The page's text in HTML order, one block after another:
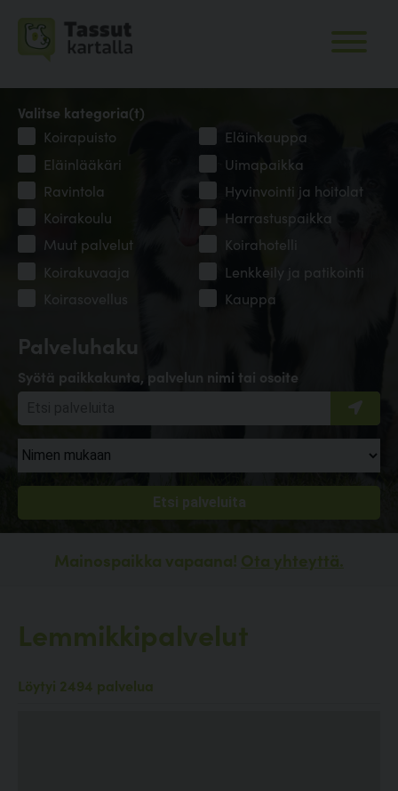
Palveluhaku
Syötä paikkakunta, palvelun nimi tai osoite
Valitse kategoria(t)
Koirapuisto
Eläinkauppa
Eläinlääkäri
Uimapaikka
Ravintola
Hyvinvointi ja hoitolat
Koirakoulu
Harrastuspaikka
Muut palvelut
Koirahotelli
Koirakuvaaja
Lenkkeily ja patikointi
Koirasovellus
Kauppa
Mainospaikka vapaana! Ota yhteyttä.
Lemmikkipalvelut
Löytyi 2494 palvelua